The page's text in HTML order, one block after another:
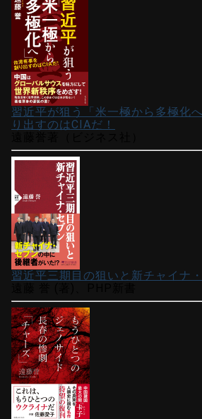
習近平が狙う「米一極から多極化
り出すのはCIAだ！
習近平三期目の狙いと新チャイナ